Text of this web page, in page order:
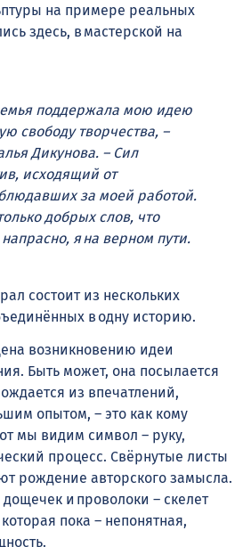
на примере реальных
здесь, в мастерской на
поддержала мою идею
свободу творчества, –
Дикунова. – Сил
исходящий от
за моей работой.
добрых слов, что
я на верном пути.
состоит из нескольких
в одну историю.
возникновению идеи
Быть может, она посылается
из впечатлений,
опытом, – это как кому
мы видим символ – руку,
процесс. Свёрнутые листы
рождение авторского замысла.
и проволоки – скелет
пока – непонятная,